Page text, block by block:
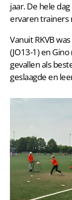
jaar. De hele
ervaren trainers
Vanuit RKVB
(JO13-1) en
gevallen als
geslaagde en